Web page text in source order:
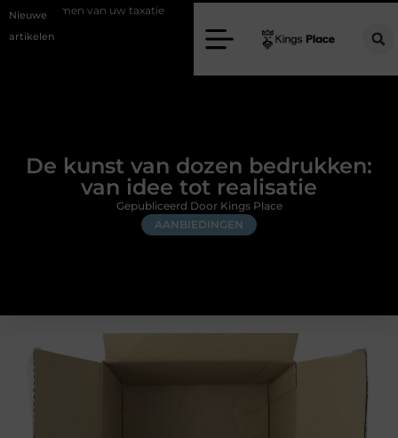
Nieuwe
artikelen
van uw taxatie Geef uw slaapkamer een upgrade met
De kunst van dozen bedrukken:
van idee tot realisatie
AANBIEDINGEN
Gepubliceerd Door Kings Place